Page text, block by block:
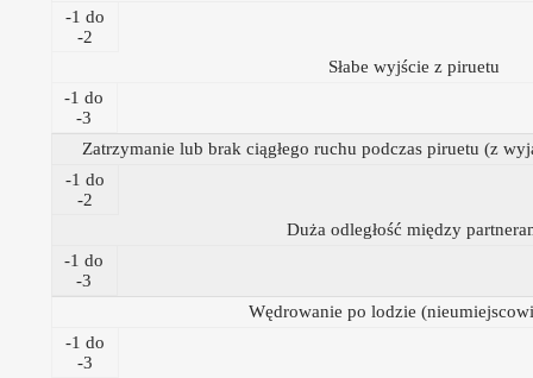
-1 do
-2
Słabe wyjście z piruetu
-1 do
-3
Zatrzymanie lub brak ciągłego ruchu podczas piruetu (z
-1 do
-2
Duża odległość między
-1 do
-3
Wędrowanie po lodzie
-1 do
-3